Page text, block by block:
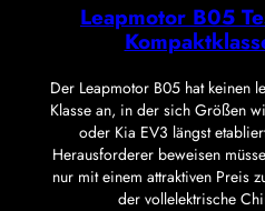
Leapmotor B05
Der Leapmotor B05 hat keinen
Klasse an, in der sich Größen
oder Kia EV3 längst
Herausforderer beweisen
nur mit einem attraktiven Preis
der vollelektrische